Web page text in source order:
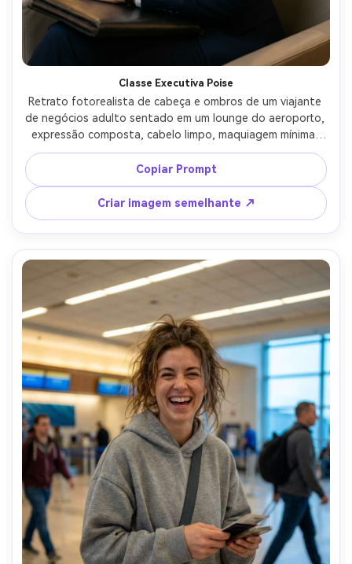
Classe Executiva Poise
Retrato fotorealista de cabeça e ombros de um viajante
de negócios adulto sentado em um lounge do aeroporto,
expressão composta, cabelo limpo, maquiagem mínima,
blazer azul marinho com camisa branca nítida, relógio e
folio de couro, assentos suavemente borrados no lounge
e lâmpadas ambientais atrás, iluminação quente de
tungstênio com preenchimento suave, Canon R5, 50mm
f/1.2, composição centrada, ângulo ao nível dos olhos,
humor editorial premium, textura da pele fotoreal,
sombras naturais, alta resolução, foco nítido, grau de cor
filmática sutil-AR 4:5
Copiar Prompt
Criar imagem semelhante ↗